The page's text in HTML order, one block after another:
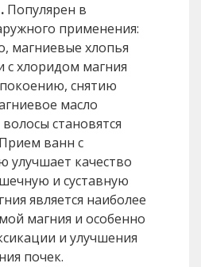
Популярен в
применения:
магниевые хлопья
с хлоридом магния
снятию
масло
становятся
ванн с
улучшает качество
и суставную
является наиболее
магния и особенно
и улучшения
почек.